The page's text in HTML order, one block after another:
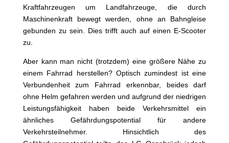
Kraftfahrzeugen um Landfahrzeuge, die durch
Maschinenkraft bewegt werden, ohne an Bahngleise
gebunden zu sein. Dies trifft auch auf einen E-Scooter
zu.
Aber kann man nicht (trotzdem) eine größere Nähe zu
einem Fahrrad herstellen? Optisch zumindest ist eine
Verbundenheit zum Fahrrad erkennbar, beides darf
ohne Helm gefahren werden und aufgrund der niedrigen
Leistungsfähigkeit haben beide Verkehrsmittel ein
ähnliches Gefährdungspotential für andere
Verkehrsteilnehmer. Hinsichtlich des